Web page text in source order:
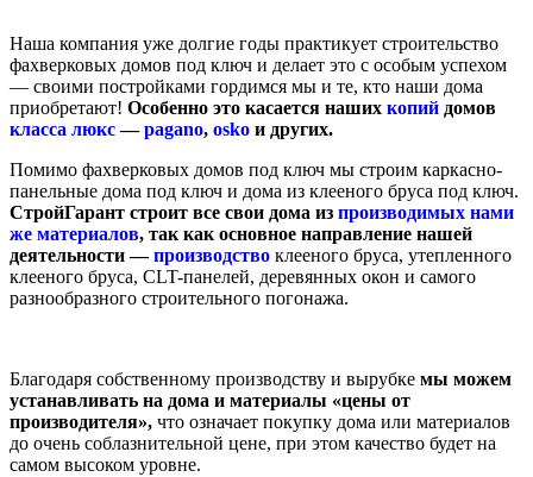
Наша компания уже долгие годы практикует строительство
фахверковых домов под ключ и делает это с особым успехом
— своими постройками гордимся мы и те, кто наши дома
приобретают! Особенно это касается наших копий домов
класса люкс—pagano, osko и других.
Помимо фахверковых домов под ключ мы строим каркасно-
панельные дома под ключ и дома из клееного бруса под ключ.
СтройГарант строит все свои дома из производимых нами
же материалов, так как основное направление нашей
деятельности —производство клееного бруса, утепленного
клееного бруса, CLT-панелей, деревянных окон и самого
разнообразного строительного погонажа.
Благодаря собственному производству и вырубке мы можем
устанавливать на дома и материалы «цены от
производителя», что означает покупку дома или материалов
до очень соблазнительной цене, при этом качество будет на
самом высоком уровне.